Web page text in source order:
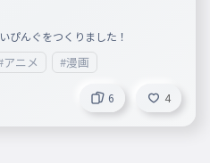
ぴんぐをつくりました！
アニメ #漫画
6 4